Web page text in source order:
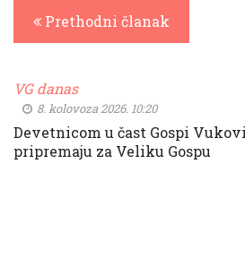
Prethodni članak
VG danas
8. kolovoza 2026. 10:20
Devetnicom u čast Gospi
pripremaju za Veliku Gospu